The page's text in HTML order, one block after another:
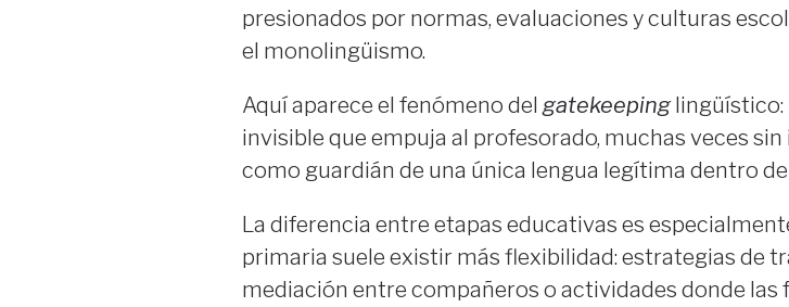
presionados por normas, evaluaciones y culturas
el monolingüismo.
Aquí aparece el fenómeno del gatekeepinglingüístico:
invisible que empuja al profesorado, muchas veces
como guardián de una única lengua legítima dentro de
La diferencia entre etapas educativas es
primaria suele existir más flexibilidad: estrategias de
mediación entre compañeros o actividades donde las